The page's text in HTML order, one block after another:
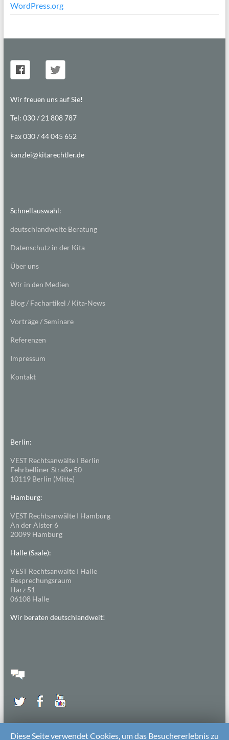
WordPress.org
Wir freuen uns auf Sie!
Tel: 030 / 21 808 787
Fax 030 / 44 045 652
kanzlei@kitarechtler.de
Schnellauswahl:
deutschlandweite Beratung
Datenschutz in der Kita
Über uns
Wir in den Medien
Blog / Fachartikel / Kita-News
Vorträge / Seminare
Referenzen
Impressum
Kontakt
Berlin:
VEST Rechtsanwälte I Berlin
Fehrbelliner Straße 50
10119 Berlin (Mitte)
Hamburg:
VEST Rechtsanwälte I Hamburg
An der Alster 6
20099 Hamburg
Halle (Saale):
VEST Rechtsanwälte I Halle
Besprechungsraum
Harz 51
06108 Halle
Wir beraten deutschlandweit!
Diese Seite verwendet Cookies, um das Besuchererlebnis zu